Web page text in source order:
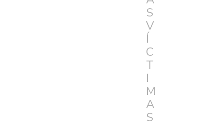
S
V
Í
C
T
I
M
A
S